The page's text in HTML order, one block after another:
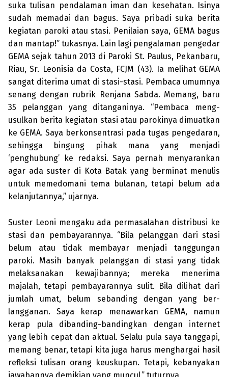
suka tulisan pendalaman iman dan kese­hatan. Isinya
sudah memadai dan bagus. Saya pribadi suka berita
ke­giatan paroki atau stasi. Penilaian saya, GEMA bagus
dan mantap!” tukasnya. Lain lagi pengalaman pengedar
GEMA sejak tahun 2013 di Paroki St. Paulus, Pekanbaru,
Riau, Sr. Leonisia da Costa, FCJM (43). Ia melihat GEMA
sangat diterima umat di stasi-stasi. Pem­baca umumnya
senang dengan rubrik Renjana Sabda. Memang, baru
35 pelang­gan yang ditanganinya. “Pembaca meng­
usulkan berita kegiatan stasi atau paro­kinya dimuatkan
ke GEMA. Saya ber­kon­sentrasi pada tugas pengedaran,
se­hing­ga bingung pihak mana yang menjadi
‘penghubung’ ke redaksi. Saya pernah menyarankan
agar ada suster di Kota Ba­tak yang berminat menulis
untuk meme­domani tema bulanan, tetapi belum ada
kelanjutannya,” ujarnya.
Suster Leoni mengaku ada perma­salahan distribusi ke
stasi dan pemba­yarannya. “Bila pelanggan dari stasi
belum atau tidak membayar menjadi tanggungan
paroki. Masih banyak pelanggan di stasi yang tidak
melak­sanakan kewajibannya; mereka mene­rima
majalah, tetapi pem­bayarannya sulit. Bila dilihat dari
jumlah umat, belum sebanding dengan yang ber­
langganan. Saya kerap menawarkan GEMA, namun
kerap pula dibanding-bandingkan dengan internet
yang lebih cepat dan aktual. Selalu pula saya tang­gapi,
memang benar, tetapi kita juga harus menghargai hasil
refleksi tulisan orang keuskupan. Tetapi, kebanyakan